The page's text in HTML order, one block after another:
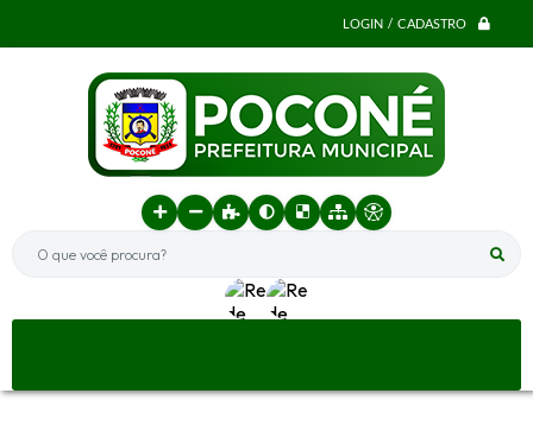
LOGIN / CADASTRO
O que você procura?